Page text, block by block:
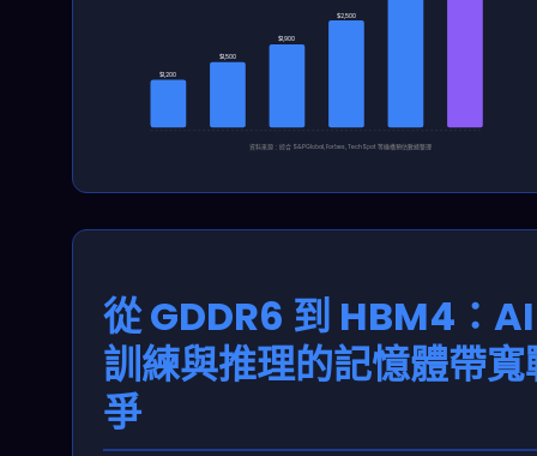
$1,200
$1,500
$1,900
$2,500
資料來源：綜合 S&P Global, Forbes, TechSpot 等機構預估數據整理
從 GDDR6 到 HBM4：AI
訓練與推理的記憶體帶寬
爭